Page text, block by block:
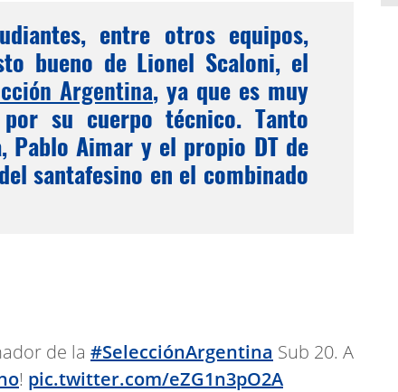
entre otros equipos,
bueno de Lionel Scaloni, el
Argentina, ya que es muy
su cuerpo técnico. Tanto
Pablo Aimar y el propio DT de
santafesino en el combinado
de la #SelecciónArgentina Sub 20. A
! pic.twitter.com/eZG1n3pO2A